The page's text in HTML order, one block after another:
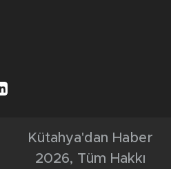
Kütahya'dan Haber
2026, Tüm Hakkı